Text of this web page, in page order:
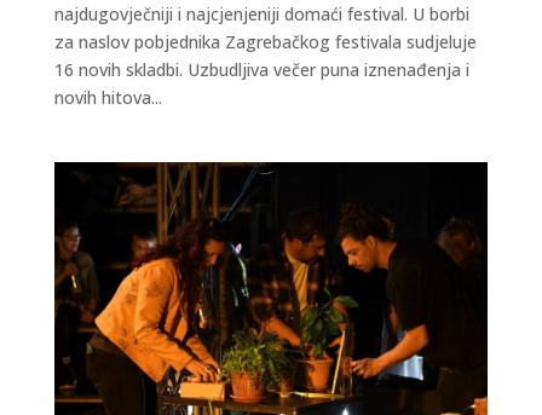
najdugovječniji i najcjenjeniji domaći festival. U borbi
za naslov pobjednika Zagrebačkog festivala sudjeluje
16 novih skladbi. Uzbudljiva večer puna iznenađenja i
novih hitova...